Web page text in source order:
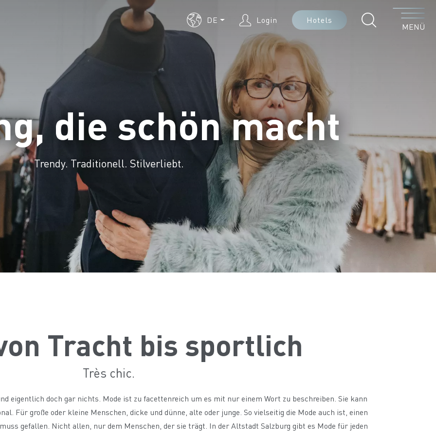
DE Login Hotels
Menü
MENÜ
die schön macht
Trendy. Traditionell. Stilverliebt.
Tracht bis sportlich
Très chic.
eigentlich doch gar nichts. Mode ist zu facettenreich um es mit nur einem Wort zu beschreiben. Sie kann
Für große oder kleine Menschen, dicke und dünne, alte oder junge. So vielseitig die Mode auch ist, einen
gefallen. Nicht allen, nur dem Menschen, der sie trägt. In der Altstadt Salzburg gibt es Mode für jeden